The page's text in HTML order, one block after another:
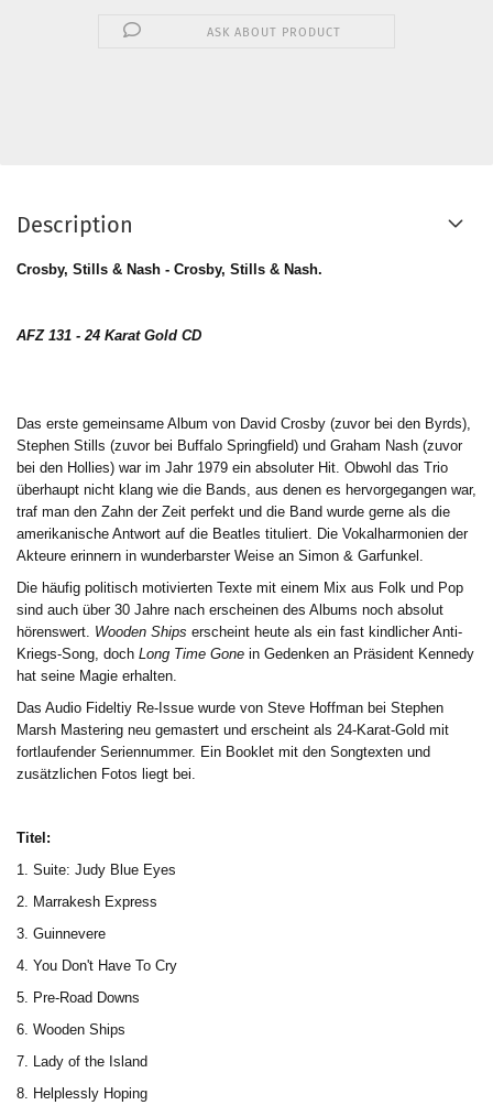
ASK ABOUT PRODUCT
Description
Crosby, Stills & Nash - Crosby, Stills & Nash.
AFZ 131 - 24 Karat Gold CD
Das erste gemeinsame Album von David Crosby (zuvor bei den Byrds),
Stephen Stills (zuvor bei Buffalo Springfield) und Graham Nash (zuvor
bei den Hollies) war im Jahr 1979 ein absoluter Hit. Obwohl das Trio
überhaupt nicht klang wie die Bands, aus denen es hervorgegangen war,
traf man den Zahn der Zeit perfekt und die Band wurde gerne als die
amerikanische Antwort auf die Beatles tituliert. Die Vokalharmonien der
Akteure erinnern in wunderbarster Weise an Simon & Garfunkel.
Die häufig politisch motivierten Texte mit einem Mix aus Folk und Pop
sind auch über 30 Jahre nach erscheinen des Albums noch absolut
hörenswert. Wooden Ships erscheint heute als ein fast kindlicher Anti-
Kriegs-Song, doch Long Time Gone in Gedenken an Präsident Kennedy
hat seine Magie erhalten.
Das Audio Fideltiy Re-Issue wurde von Steve Hoffman bei Stephen
Marsh Mastering neu gemastert und erscheint als 24-Karat-Gold mit
fortlaufender Seriennummer. Ein Booklet mit den Songtexten und
zusätzlichen Fotos liegt bei.
Titel:
1. Suite: Judy Blue Eyes
2. Marrakesh Express
3. Guinnevere
4. You Don't Have To Cry
5. Pre-Road Downs
6. Wooden Ships
7. Lady of the Island
8. Helplessly Hoping